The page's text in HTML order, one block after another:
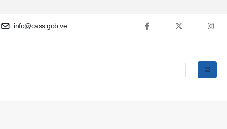
info@cass.gob.ve